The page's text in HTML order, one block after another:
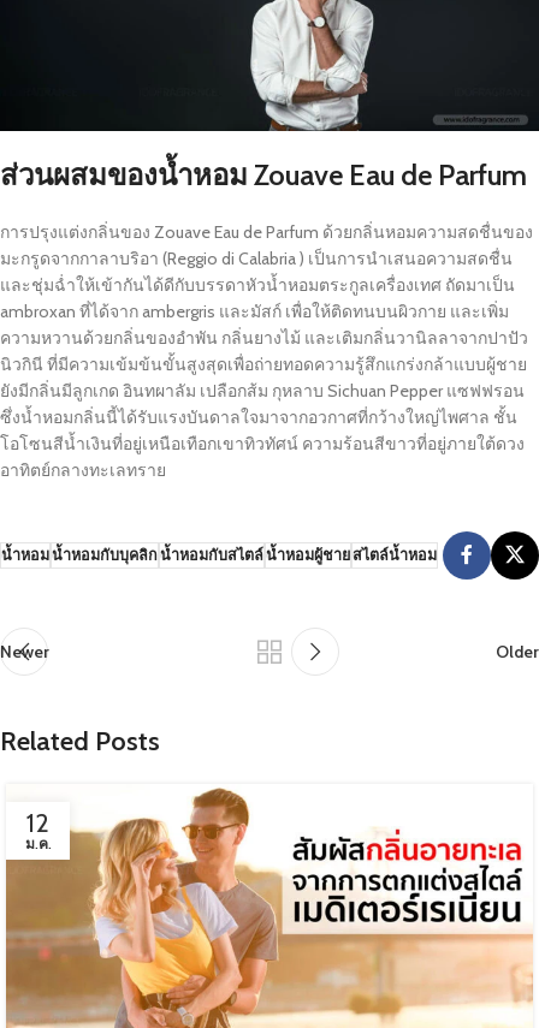
ส่วนผสมของน้ำหอม Zouave Eau de Parfum
การปรุงแต่งกลิ่นของ Zouave Eau de Parfum ด้วยกลิ่นหอมความสดชื่นของ
มะกรูดจากกาลาบริอา (Reggio di Calabria ) เป็นการนำเสนอความสดชื่น
และชุ่มฉ่ำให้เข้ากันได้ดีกับบรรดาหัวน้ำหอมตระกูลเครื่องเทศ ถัดมาเป็น
ambroxan ที่ได้จาก ambergris และมัสก์ เพื่อให้ติดทนบนผิวกาย และเพิ่ม
ความหวานด้วยกลิ่นของอำพัน กลิ่นยางไม้ และเติมกลิ่นวานิลลาจากปาปัว
นิวกินี ที่มีความเข้มข้นขั้นสูงสุดเพื่อถ่ายทอดความรู้สึกแกร่งกล้าแบบผู้ชาย
ยังมีกลิ่นมีลูกเกด อินทผาลัม เปลือกส้ม กุหลาบ Sichuan Pepper แซฟฟรอน
ซึ่งน้ำหอมกลิ่นนี้ได้รับแรงบันดาลใจมาจากอวกาศที่กว้างใหญ่ไพศาล ชั้น
โอโซนสีน้ำเงินที่อยู่เหนือเทือกเขาทิวทัศน์ ความร้อนสีขาวที่อยู่ภายใต้ดวง
อาทิตย์กลางทะเลทราย
น้ำหอมน้ำหอมกับบุคลิกน้ำหอมกับสไตล์น้ำหอมผู้ชายสไตล์น้ำหอม
Newer Older
Related Posts
12
ม.ค.